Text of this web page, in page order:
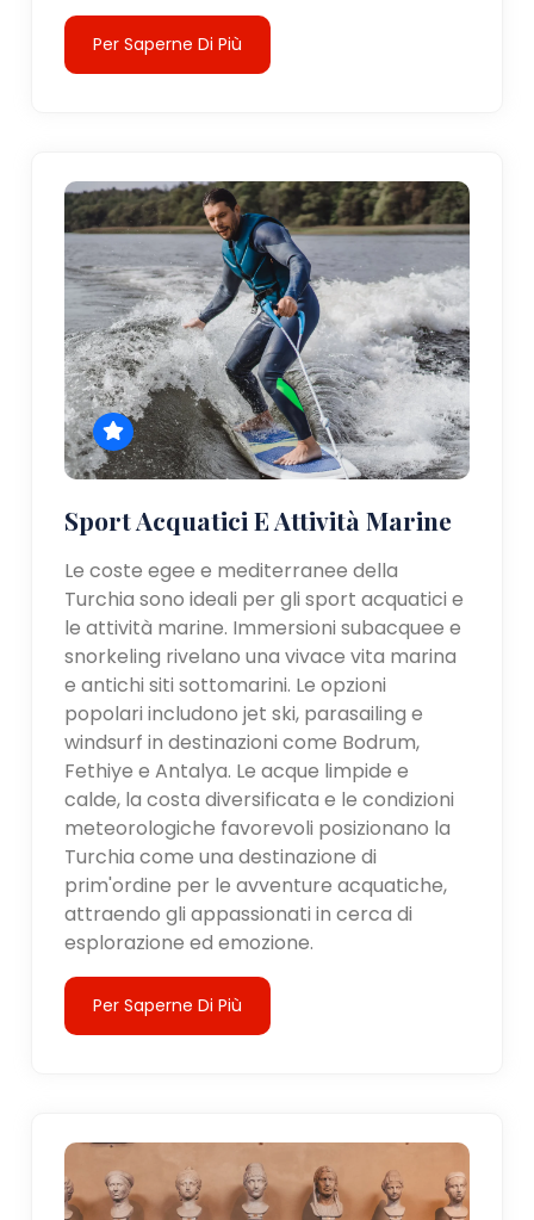
Per Saperne Di Più
Sport Acquatici E Attività Marine
Le coste egee e mediterranee della
Turchia sono ideali per gli sport acquatici e
le attività marine. Immersioni subacquee e
snorkeling rivelano una vivace vita marina
e antichi siti sottomarini. Le opzioni
popolari includono jet ski, parasailing e
windsurf in destinazioni come Bodrum,
Fethiye e Antalya. Le acque limpide e
calde, la costa diversificata e le condizioni
meteorologiche favorevoli posizionano la
Turchia come una destinazione di
prim'ordine per le avventure acquatiche,
attraendo gli appassionati in cerca di
esplorazione ed emozione.
Per Saperne Di Più